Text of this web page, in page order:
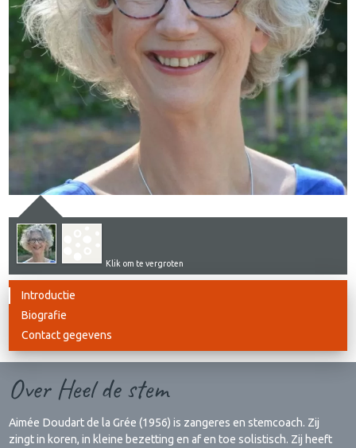
Klik om te vergroten
Introductie
Biografie
Contact gegevens
Over Heel de stem
Aimée Doudart de la Grée (1956) is zangeres en stemcoach. Zij
zingt in koren, in kleine bezetting en af en toe solistisch. Zij heeft